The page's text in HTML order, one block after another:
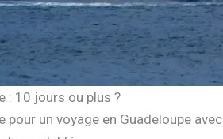
: 10 jours ou plus ?
pour un voyage en Guadeloupe